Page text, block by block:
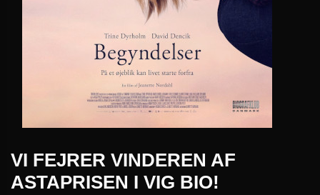
VI FEJRER VINDEREN AF
ASTAPRISEN I VIG BIO!